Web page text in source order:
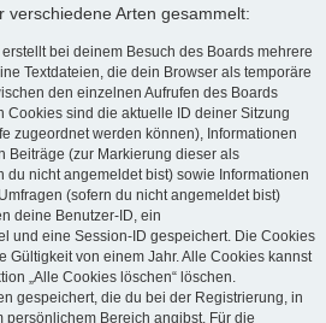
verschiedene Arten gesammelt:
bei deinem Besuch des Boards mehrere
Textdateien, die dein Browser als temporäre
den einzelnen Aufrufen des Boards
Cookies sind die aktuelle ID deiner Sitzung
zugeordnet werden können), Informationen
Beiträge (zur Markierung dieser als
du nicht angemeldet bist) sowie Informationen
(sofern du nicht angemeldet bist)
deine Benutzer-ID, ein
und eine Session-ID gespeichert. Die Cookies
Gültigkeit von einem Jahr. Alle Cookies kannst
„Alle Cookies löschen“ löschen.
gespeichert, die du bei der Registrierung, in
Bereich angibst. Für die